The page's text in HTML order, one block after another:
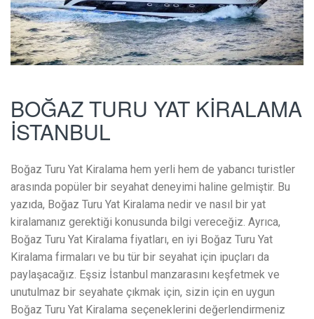
BOĞAZ TURU YAT KİRALAMA
İSTANBUL
Boğaz Turu Yat Kiralama hem yerli hem de yabancı turistler
arasında popüler bir seyahat deneyimi haline gelmiştir. Bu
yazıda, Boğaz Turu Yat Kiralama nedir ve nasıl bir yat
kiralamanız gerektiği konusunda bilgi vereceğiz. Ayrıca,
Boğaz Turu Yat Kiralama fiyatları, en iyi Boğaz Turu Yat
Kiralama firmaları ve bu tür bir seyahat için ipuçları da
paylaşacağız. Eşsiz İstanbul manzarasını keşfetmek ve
unutulmaz bir seyahate çıkmak için, sizin için en uygun
Boğaz Turu Yat Kiralama seçeneklerini değerlendirmeniz